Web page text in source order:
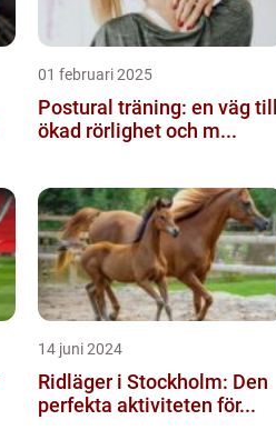
01 februari 2025
Postural träning: en väg till
ökad rörlighet och m...
14 juni 2024
Ridläger i Stockholm: Den
perfekta aktiviteten för...